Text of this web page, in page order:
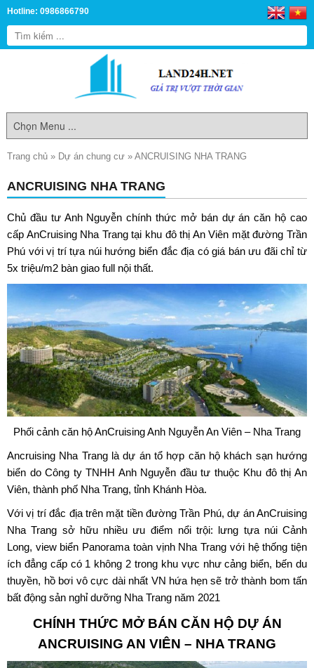
Hotline: 0986866790
Trang chủ » Dự án chung cư » ANCRUISING NHA TRANG
ANCRUISING NHA TRANG
Chủ đầu tư Anh Nguyễn chính thức mở bán dự án căn hộ cao
cấp AnCruising Nha Trangtại khu đô thị An Viên mặt đường Trần
Phú với vị trí tựa núi hướng biển đắc địa có giá bán ưu đãi chỉ từ
5x triệu/m2 bàn giao full nội thất.
Phối cảnh căn hộ AnCruising Anh Nguyễn An Viên – Nha Trang
Ancruising Nha Tranglà dự án tổ hợp căn hộ khách sạn hướng
biển do Công ty TNHH Anh Nguyễn đầu tư thuộc Khu đô thị An
Viên, thành phố Nha Trang, tỉnh Khánh Hòa.
Với vị trí đắc địa trên mặt tiền đường Trần Phú, dự án AnCruising
Nha Trang sở hữu nhiều ưu điểm nổi trội: lưng tựa núi Cảnh
Long, view biển Panorama toàn vịnh Nha Trang với hệ thống tiện
ích đẳng cấp có 1 không 2 trong khu vực như cảng biển, bến du
thuyền, hồ bơi vô cực dài nhất VN hứa hẹn sẽ trở thành bom tấn
bất động sản nghỉ dưỡng Nha Trang năm 2021
CHÍNH THỨC MỞ BÁN CĂN HỘ DỰ ÁN
ANCRUISING AN VIÊN – NHA TRANG